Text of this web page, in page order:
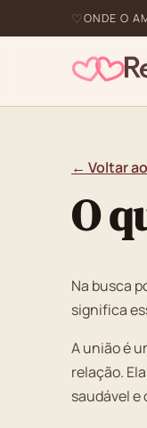
ONDE O
← Voltar
O
Na busca
significa
A união é
relação.
saudável e